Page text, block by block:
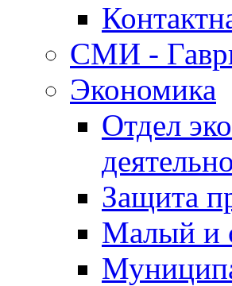
СМИ -
Экономика
Отдел
Защита
Малый и